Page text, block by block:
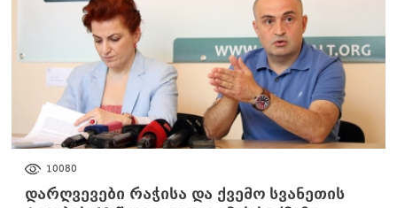
10080
დარღვევები რაჭისა და ქვემო სვანეთის